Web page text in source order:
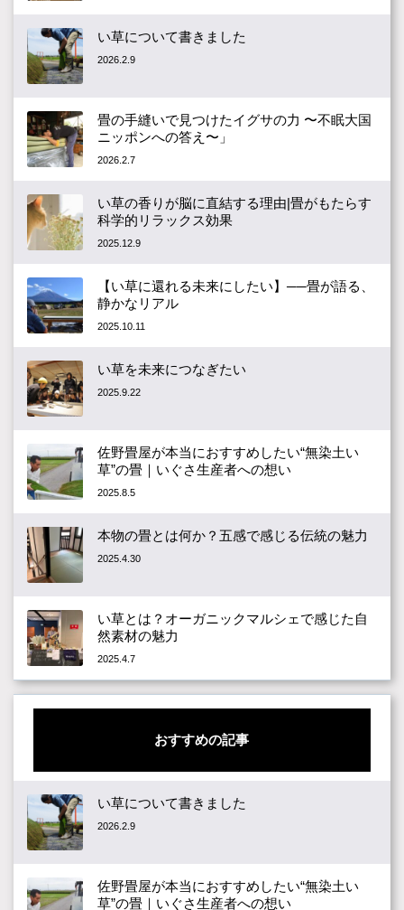
い草について書きました
2026.2.9
畳の手縫いで見つけたイグサの力 〜不眠大国
ニッポンへの答え〜」
2026.2.7
い草の香りが脳に直結する理由|畳がもたらす
科学的リラックス効果
2025.12.9
【い草に還れる未来にしたい】──畳が語る、
静かなリアル
2025.10.11
い草を未来につなぎたい
2025.9.22
佐野畳屋が本当におすすめしたい“無染土い
草”の畳｜いぐさ生産者への想い
2025.8.5
本物の畳とは何か？五感で感じる伝統の魅力
2025.4.30
い草とは？オーガニックマルシェで感じた自
然素材の魅力
2025.4.7
おすすめの記事
い草について書きました
2026.2.9
佐野畳屋が本当におすすめしたい“無染土い
草”の畳｜いぐさ生産者への想い